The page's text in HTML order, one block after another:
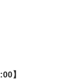
】